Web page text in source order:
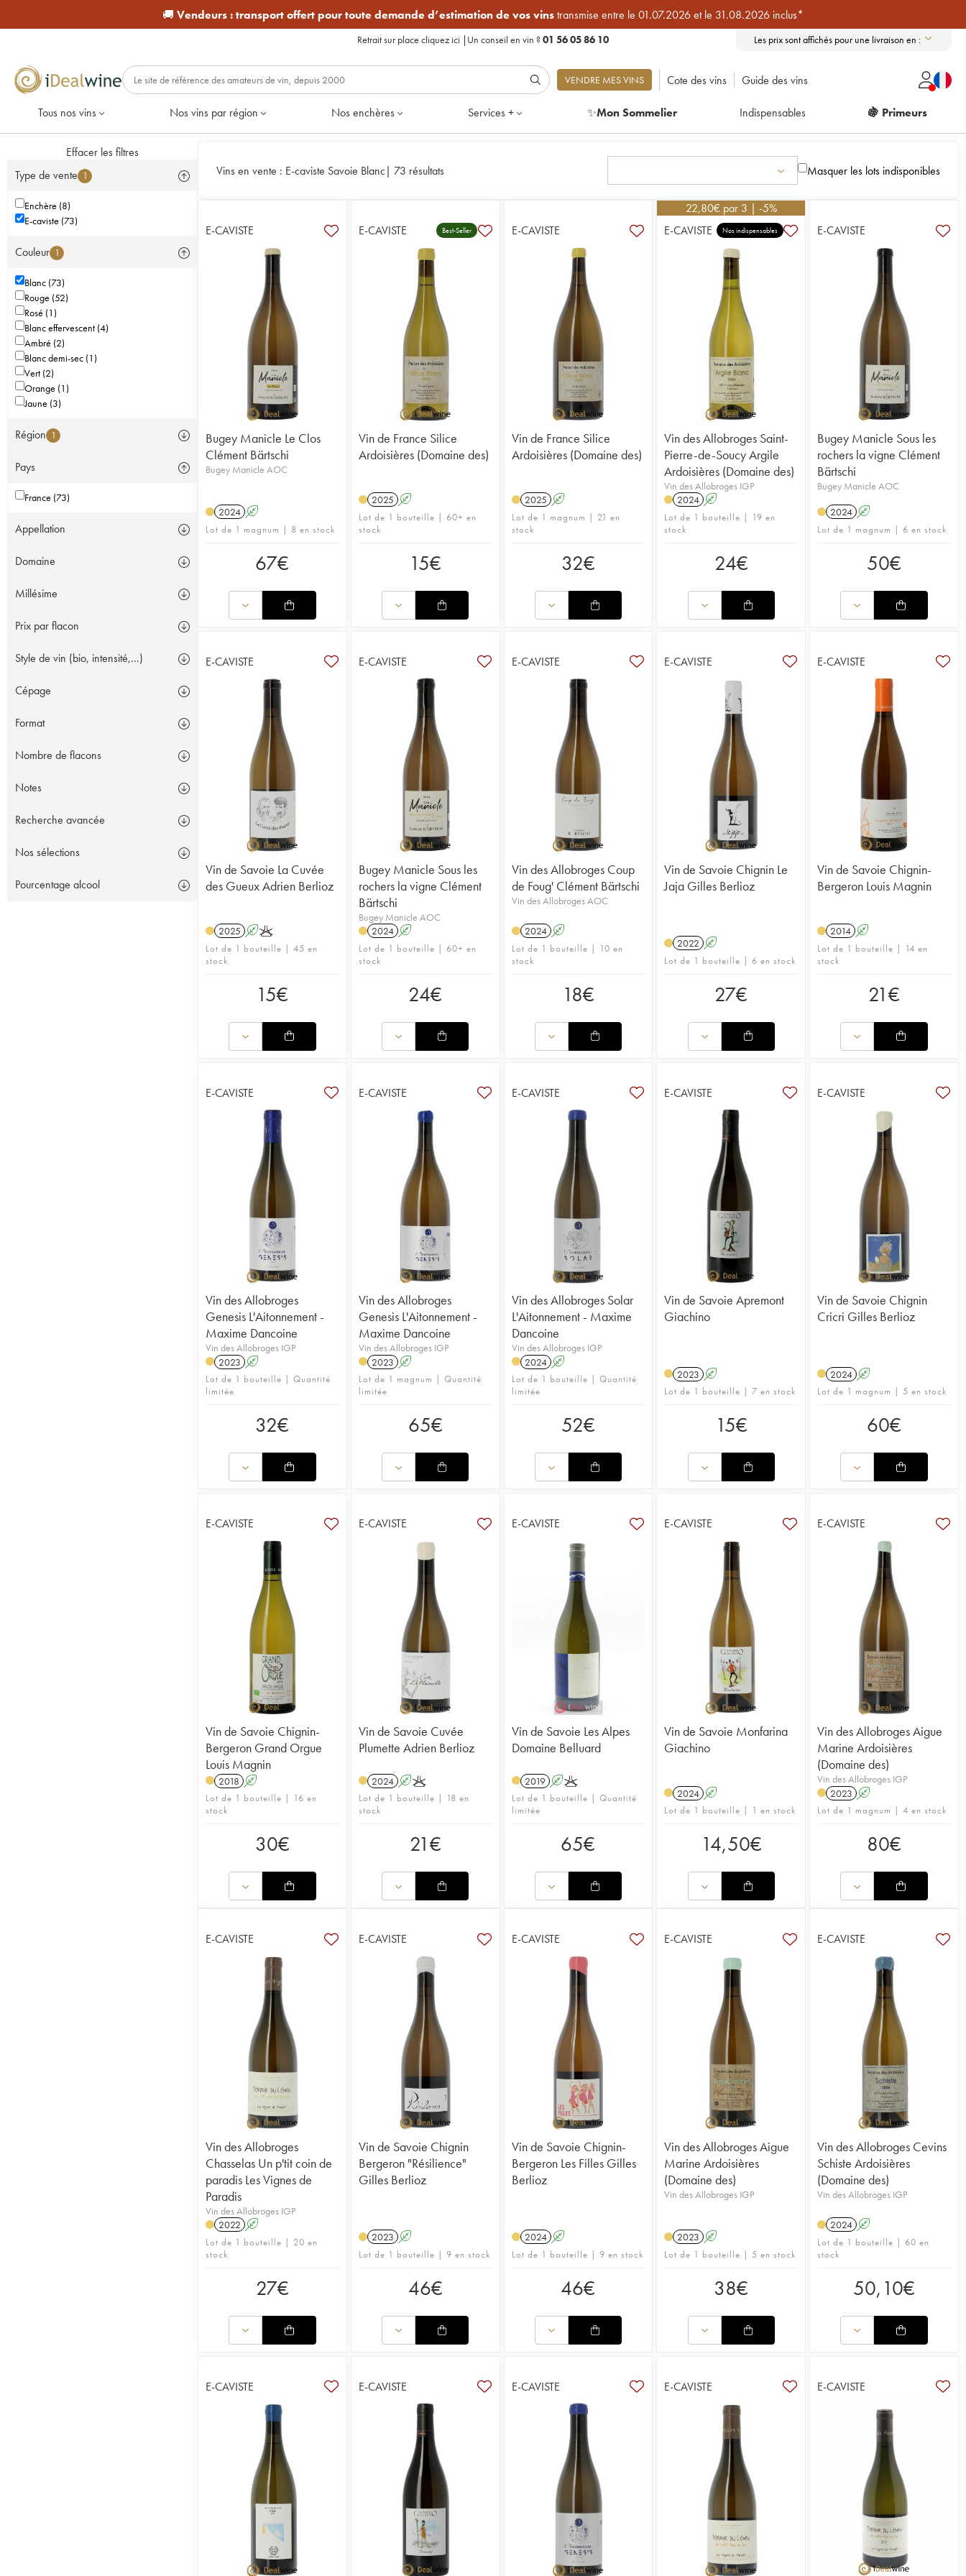
🚚 Vendeurs :transport offert pour toute demande d’estimation de vos vinstransmise entre le 01.07.2026 et le 31.08.2026 inclus*
Retrait sur place cliquez ici | Un conseil en vin ?01 56 05 86 10 Les prix sont affichés pour une livraison en :
VENDRE MES VINS Cote des vins Guide des vins
Tous nos vins Nos vins par région Nos enchères Services + ✨Mon Sommelier Indispensables 🍇 Primeurs
Effacer les filtres
Type de vente 1
Enchère (8)
E-caviste (73)
Couleur 1
Blanc (73)
Rouge (52)
Rosé (1)
Blanc effervescent (4)
Ambré (2)
Blanc demi-sec (1)
Vert (2)
Orange (1)
Jaune (3)
Région 1
Pays
France (73)
Appellation
Domaine
Millésime
Prix par flacon
Style de vin (bio, intensité,...)
Cépage
Format
Nombre de flacons
Notes
Recherche avancée
Nos sélections
Pourcentage alcool
Vins en vente : E-caviste Savoie Blanc| 73 résultats Masquer les lots indisponibles
E-CAVISTE
Bugey Manicle Le Clos
Clément Bärtschi
Bugey Manicle AOC
2024 A
Lot de 1 magnum | 8 en stock
67€
E-CAVISTE Best-Seller
Vin de France Silice
Ardoisières (Domaine des)
2025 A
Lot de 1 bouteille | 60+ en
stock
15€
E-CAVISTE
Vin de France Silice
Ardoisières (Domaine des)
2025 A
Lot de 1 magnum | 21 en
stock
32€
22,80€ par 3 | -5%
E-CAVISTE
Nos indispensables
Vin des Allobroges Saint-
Pierre-de-Soucy Argile
Ardoisières (Domaine des)
Vin des Allobroges IGP
2024 A
Lot de 1 bouteille | 19 en
stock
24€
E-CAVISTE
Bugey Manicle Sous les
rochers la vigne Clément
Bärtschi
Bugey Manicle AOC
2024 A
Lot de 1 magnum | 6 en stock
50€
E-CAVISTE
Vin de Savoie La Cuvée
des Gueux Adrien Berlioz
2025 AK
Lot de 1 bouteille | 45 en
stock
15€
E-CAVISTE
Bugey Manicle Sous les
rochers la vigne Clément
Bärtschi
Bugey Manicle AOC
2024 A
Lot de 1 bouteille | 60+ en
stock
24€
E-CAVISTE
Vin des Allobroges Coup
de Foug' Clément Bärtschi
Vin des Allobroges AOC
2024 A
Lot de 1 bouteille | 10 en
stock
18€
E-CAVISTE
Vin de Savoie Chignin Le
Jaja Gilles Berlioz
2022 A
Lot de 1 bouteille | 6 en stock
27€
E-CAVISTE
Vin de Savoie Chignin-
Bergeron Louis Magnin
2014 A
Lot de 1 bouteille | 14 en
stock
21€
E-CAVISTE
Vin des Allobroges
Genesis L'Aitonnement -
Maxime Dancoine
Vin des Allobroges IGP
2023 A
Lot de 1 bouteille | Quantité
limitée
32€
E-CAVISTE
Vin des Allobroges
Genesis L'Aitonnement -
Maxime Dancoine
Vin des Allobroges IGP
2023 A
Lot de 1 magnum | Quantité
limitée
65€
E-CAVISTE
Vin des Allobroges Solar
L'Aitonnement - Maxime
Dancoine
Vin des Allobroges IGP
2024 A
Lot de 1 bouteille | Quantité
limitée
52€
E-CAVISTE
Vin de Savoie Apremont
Giachino
2023 A
Lot de 1 bouteille | 7 en stock
15€
E-CAVISTE
Vin de Savoie Chignin
Cricri Gilles Berlioz
2024 A
Lot de 1 magnum | 5 en stock
60€
E-CAVISTE
Vin de Savoie Chignin-
Bergeron Grand Orgue
Louis Magnin
2018 A
Lot de 1 bouteille | 16 en
stock
30€
E-CAVISTE
Vin de Savoie Cuvée
Plumette Adrien Berlioz
2024 AK
Lot de 1 bouteille | 18 en
stock
21€
E-CAVISTE
Vin de Savoie Les Alpes
Domaine Belluard
2019 AK
Lot de 1 bouteille | Quantité
limitée
65€
E-CAVISTE
Vin de Savoie Monfarina
Giachino
2024 A
Lot de 1 bouteille | 1 en stock
14,50€
E-CAVISTE
Vin des Allobroges Aigue
Marine Ardoisières
(Domaine des)
Vin des Allobroges IGP
2023 A
Lot de 1 magnum | 4 en stock
80€
E-CAVISTE
Vin des Allobroges
Chasselas Un p'tit coin de
paradis Les Vignes de
Paradis
Vin des Allobroges IGP
2022 A
Lot de 1 bouteille | 20 en
stock
27€
E-CAVISTE
Vin de Savoie Chignin
Bergeron "Résilience"
Gilles Berlioz
2023 A
Lot de 1 bouteille | 9 en stock
46€
E-CAVISTE
Vin de Savoie Chignin-
Bergeron Les Filles Gilles
Berlioz
2024 A
Lot de 1 bouteille | 9 en stock
46€
E-CAVISTE
Vin des Allobroges Aigue
Marine Ardoisières
(Domaine des)
Vin des Allobroges IGP
2023 A
Lot de 1 bouteille | 5 en stock
38€
E-CAVISTE
Vin des Allobroges Cevins
Schiste Ardoisières
(Domaine des)
Vin des Allobroges IGP
2024 A
Lot de 1 bouteille | 60 en
stock
50,10€
E-CAVISTE E-CAVISTE E-CAVISTE E-CAVISTE E-CAVISTE